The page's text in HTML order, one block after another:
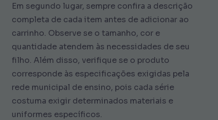
Em segundo lugar, sempre confira a descrição
completa de cada item antes de adicionar ao
carrinho. Observe se o tamanho, cor e
quantidade atendem às necessidades de seu
filho. Além disso, verifique se o produto
corresponde às especificações exigidas pela
rede municipal de ensino, pois cada série
costuma exigir determinados materiais e
uniformes específicos.